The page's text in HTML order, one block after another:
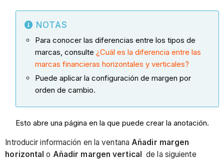
NOTAS
Para conocer las diferencias entre los tipos de
marcas, consulte¿Cuál es la diferencia entre las
marcas financieras horizontales y verticales?
Puede aplicar la configuración de margen por
orden de cambio.
Esto abre una página en la que puede crear la anotación.
Introducir información en la ventanaAñadir margen
horizontal o Añadir margen vertical
de la siguiente